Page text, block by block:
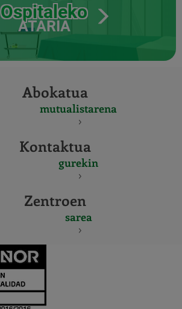
Ospitaleko
ATARIA
Abokatua
mutualistarena
Kontaktua
gurekin
Zentroen
sarea